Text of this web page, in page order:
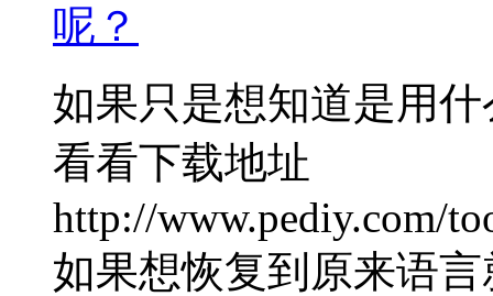
呢？
如果只是想知道是用
看看下载地址
http://www.pediy.com/
如果想恢复到原来语